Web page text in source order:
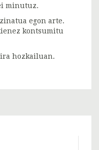
minutuz.
egon arte.
kontsumitu
hozkailuan.